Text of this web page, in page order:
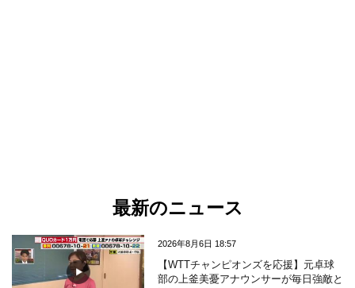
最新のニュース
2026年8月6日 18:57
【WTTチャンピオンズを応援】元卓球
部の上釜美憂アナウンサーが毎日強敵と